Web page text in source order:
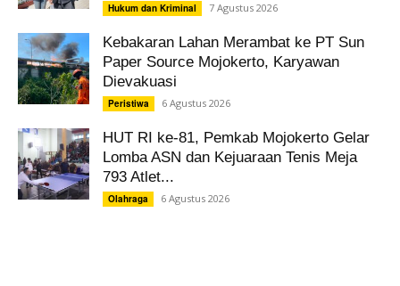
Hukum dan Kriminal 7 Agustus 2026
Kebakaran Lahan Merambat ke PT Sun
Paper Source Mojokerto, Karyawan
Dievakuasi
Peristiwa 6 Agustus 2026
HUT RI ke-81, Pemkab Mojokerto Gelar
Lomba ASN dan Kejuaraan Tenis Meja
793 Atlet...
Olahraga 6 Agustus 2026